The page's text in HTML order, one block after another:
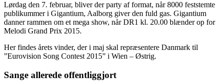
Lørdag den 7. februar, bliver der party af format, når 8000 feststemte
publikummer i Gigantium, Aalborg giver den fuld gas. Gigantium
danner rammen om et mega show, når DR1 kl. 20.00 blænder op for
Melodi Grand Prix 2015.
Her findes årets vinder, der i maj skal repræsentere Danmark til
”Eurovision Song Contest 2015” i Wien – Østrig.
Sange allerede offentliggjort